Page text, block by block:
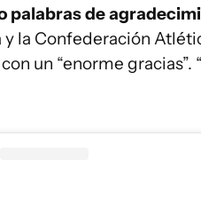
palabras de
la Confederación
un “enorme